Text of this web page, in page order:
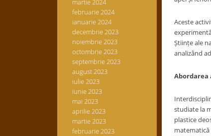
martie 2024
februarie 2024
ianuarie 2024
decembrie 2023
noiembrie 2023
octombrie 2023
septembrie 2023
august 2023
iulie 2023
iunie 2023
mai 2023
aprilie 2023
martie 2023
februarie 2023
Aceste
Științe ale
analizând
studiate la
plastice